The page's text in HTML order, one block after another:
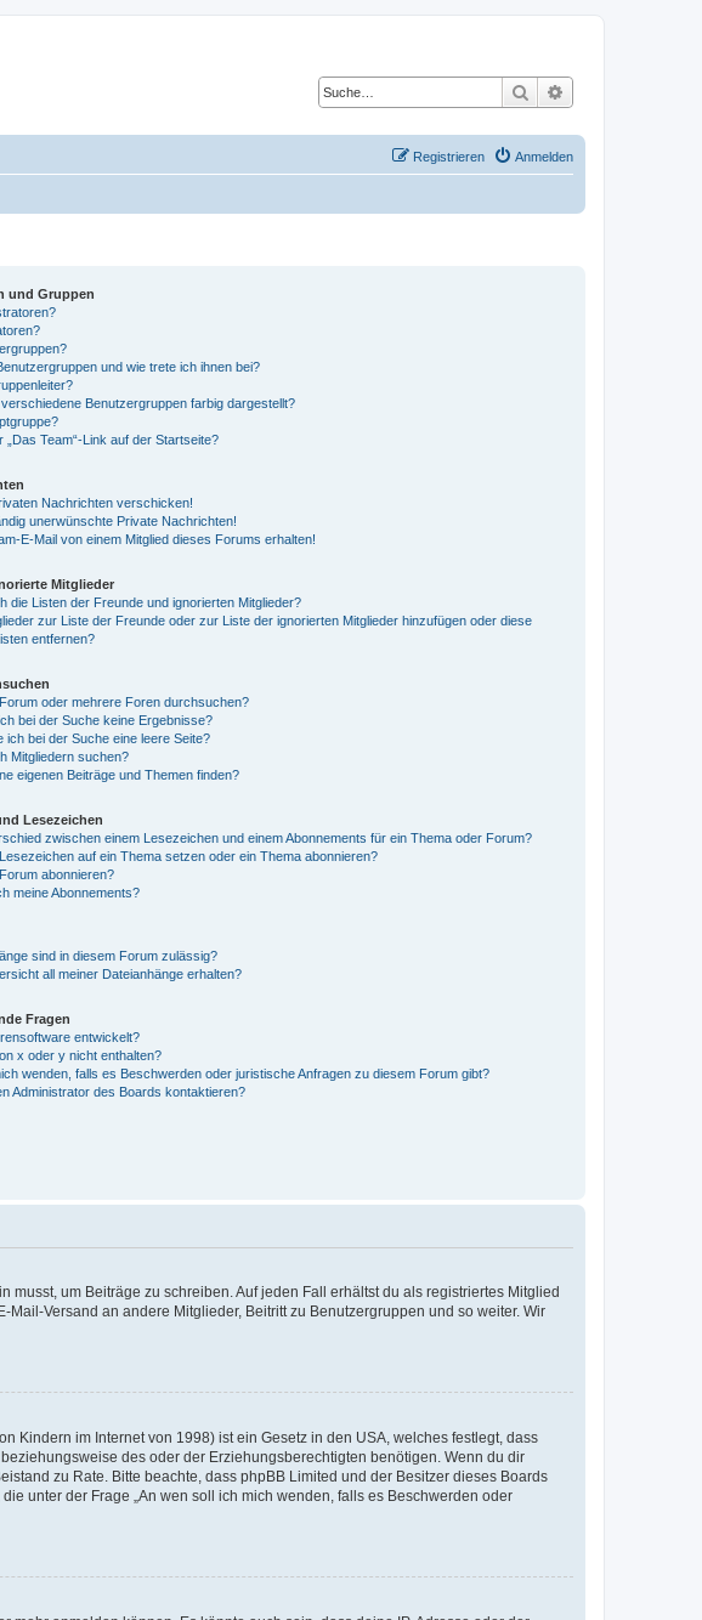
Suche
Anmelden
Registrieren
und Gruppen
und wie trete ich ihnen bei?
Benutzergruppen farbig dargestellt?
„Das Team“-Link auf der Startseite?
Nachrichten verschicken!
unerwünschte Private Nachrichten!
E-Mail von einem Mitglied dieses Forums erhalten!
Mitglieder
die Listen der Freunde und ignorierten Mitglieder?
zur Liste der Freunde oder zur Liste der ignorierten Mitglieder hinzufügen oder diese
entfernen?
oder mehrere Foren durchsuchen?
bei der Suche keine Ergebnisse?
ich bei der Suche eine leere Seite?
Mitgliedern suchen?
eigenen Beiträge und Themen finden?
Lesezeichen
zwischen einem Lesezeichen und einem Abonnements für ein Thema oder Forum?
auf ein Thema setzen oder ein Thema abonnieren?
abonnieren?
meine Abonnements?
sind in diesem Forum zulässig?
all meiner Dateianhänge erhalten?
Fragen
entwickelt?
x oder y nicht enthalten?
wenden, falls es Beschwerden oder juristische Anfragen zu diesem Forum gibt?
Administrator des Boards kontaktieren?
um Beiträge zu schreiben. Auf jeden Fall erhältst du als registriertes Mitglied
Versand an andere Mitglieder, Beitritt zu Benutzergruppen und so weiter. Wir
Kindern im Internet von 1998) ist ein Gesetz in den USA, welches festlegt, dass
des oder der Erziehungsberechtigten benötigen. Wenn du dir
zu Rate. Bitte beachte, dass phpBB Limited und der Besitzer dieses Boards
unter der Frage „An wen soll ich mich wenden, falls es Beschwerden oder